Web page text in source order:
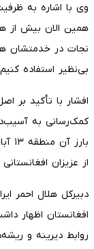
وی با اشاره به
همین الان بیش از
نجات در خدمتشان
بی‌نظیر استفاده
افشار با تأکید بر
کمک‌رسانی به
از عزیزان
دبیرکل هلال احمر
افغانستان اظهار
روابط دیرینه و